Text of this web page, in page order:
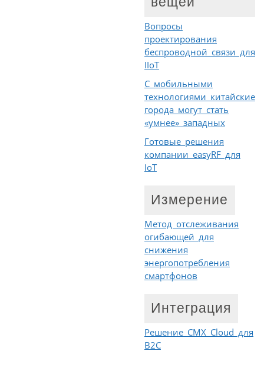
Вопросы
проектирования
беспроводной связи для
IIoT
С мобильными
технологиями китайские
города могут стать
«умнее» западных
Готовые решения
компании easyRF для
IoT
Измерение
Метод отслеживания
огибающей для
снижения
энергопотребления
смартфонов
Интеграция
Решение CMX Cloud для
B2C